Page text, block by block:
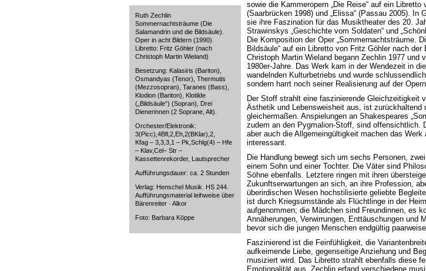
Ruth Zechlin
Sommernachtsträume (Die
Salamandrin und die Bildsäule).
Oper in acht Bildern (1990).
Libretto: Fritz Göhler (nach
Christoph Martin Wieland)
Besetzung: Kalasiris (Bariton),
Osmandyas (Tenor), Thermutis
(Mezzosopran), Taranes (Bass),
Klodion (Bariton), Klotilde
(„Bildsäule“) (Sopran), Drei
Dienerinnen (2 Soprane, Alt).
Orchester/Elektronik:
3(Picc),4Bfl,2,Eh,2(BKlar),2,
Kfag – 3,3,3,1 – Pk,Schlg(4) – Hfe
– Klav,Cel– Str –
Kassettenrekorder, Lautsprecher
Aufführungsdauer: ca. 2 Stunden
Verlag: Henschel Musik. HS 244.
Aufführungsmaterial leihweise über
Bärenreiter · Alkor
Foto: Barbara Köppe
sowie die Kammeropern „Die Reise“ auf ein Libretto
(Saarbrücken 1998) und „Elissa“ (Passau 2005). In
sie ihre Faszination für das Musiktheater des 20.
Strawinskys „Geschichte vom Soldaten“ und
Die Komposition der Oper „Sommernachtsträume.
Bildsäule“ auf ein Libretto von Fritz Göhler nach der
Christoph Martin Wieland begann Zechlin 1977 und
1980er-Jahre. Das Werk kam in der Wendezeit in
wandelnden Kulturbetriebs und wurde
sondern harrt noch seiner Realisierung auf der
Der Stoff strahlt eine faszinierende Gleichzeitigkeit
Ästhetik und Lebensweisheit aus, ist zurückhaltend
gleichermaßen. Anspielungen an Shakespeares
zudem an den Pygmalion-Stoff, sind offensichtlich.
aber auch die Allgemeingültigkeit machen das Werk
interessant.
Die Handlung bewegt sich um sechs Personen,
einem Sohn und einer Tochter. Die Väter sind
Söhne ebenfalls. Letztere ringen mit ihren
Zukunftserwartungen an sich, an ihre Profession,
überirdischen Wesen hochstilisierte geliebte
ist durch Kriegsumstände als Flüchtlinge in der
aufgenommen; die Mädchen sind Freundinnen, es
Annäherungen, Verwirrungen, Enttäuschungen und
bevor sich die jungen Menschen endgültig
Faszinierend ist die Feinfühligkeit, die
aufkeimende Liebe, gegenseitige Anziehung und
musiziert wird. Das Libretto strahlt ebenfalls diese
Emotionalität aus. Zechlin erfand verschiedene